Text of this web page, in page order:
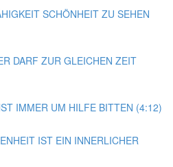
SCHÖNHEIT ZU SEHEN
DARF ZUR GLEICHEN ZEIT
IMMER UM HILFE BITTEN (4:12)
IST EIN INNERLICHER